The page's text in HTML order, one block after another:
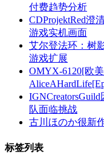
付费趋势分析
CDProjektRed澄
游戏实机画面
艾尔登法环：树
游戏扩展
OMYX-6120[欧
队面临挑战
古川ほのか很新
标签列表